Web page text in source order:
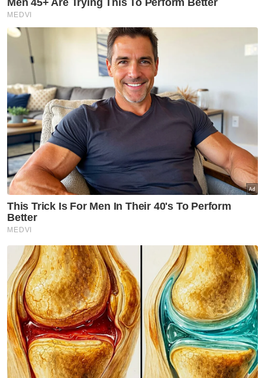
Artikel Disyorkan
Nasional
Anwar jamin siasatan RCI TH
dilaksana tanpa kompromi
Nasional
RCI TH: Pelan pemulihan
berjaya kukuhkan kedudukan
kewangan
Ibu bapa perlu waspada anak
Nasional
RCI Tabung Haji: Ambil
tindakan kalau ada 'sakau',
UMNO tidak bela salah laku -
Asyraf Wajdi